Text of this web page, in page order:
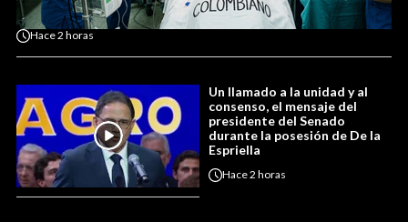
Hace2 horas
Un llamado a la unidad y al
consenso, el mensaje del
presidente del Senado
durante la posesión de De la
Espriella
Hace2 horas